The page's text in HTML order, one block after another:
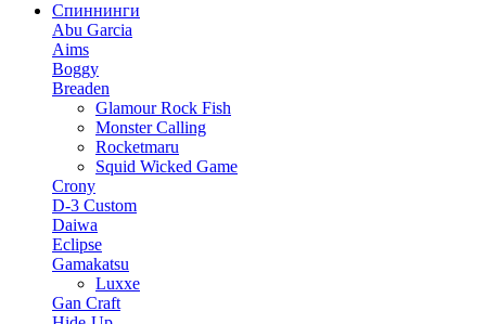
Спиннинги
Abu Garcia
Aims
Boggy
Breaden
Glamour Rock Fish
Monster Calling
Rocketmaru
Squid Wicked Game
Crony
D-3 Custom
Daiwa
Eclipse
Gamakatsu
Luxxe
Gan Craft